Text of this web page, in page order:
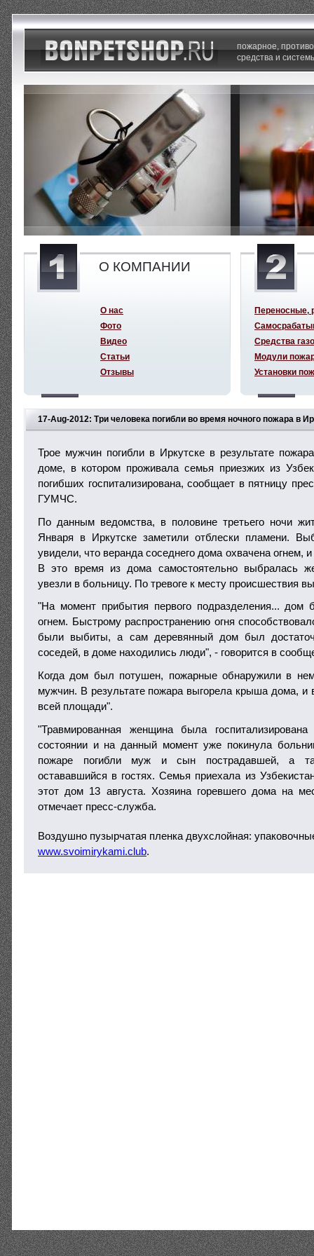
17-Aug-2012: Три человека погибли во время ночного пожара в
Трое мужчин погибли в Иркутске в результате
доме, в котором проживала семья приезжих из
погибших госпитализирована, сообщает в пятницу
ГУМЧС.
По данным ведомства, в половине третьего ночи
Января в Иркутске заметили отблески пламени.
увидели, что веранда соседнего дома охвачена огнем,
В это время из дома самостоятельно выбралась
увезли в больницу. По тревоге к месту происшествия
"На момент прибытия первого подразделения... дом
огнем. Быстрому распространению огня
были выбиты, а сам деревянный дом был
соседей, в доме находились люди", - говорится в
Когда дом был потушен, пожарные обнаружили в
мужчин. В результате пожара выгорела крыша дома, и
всей площади".
"Травмированная женщина была
состоянии и на данный момент уже покинула
пожаре погибли муж и сын пострадавшей, а
остававшийся в гостях. Семья приехала из
этот дом 13 августа. Хозяина горевшего дома на
отмечает пресс-служба.
Воздушно пузырчатая пленка двухслойная:
www.svoimirykami.club.
пожарное,
средства и
О КОМПАНИИ
О нас
Фото
Видео
Статьи
Отзывы
Переносные,
Средства
Модули
Установки